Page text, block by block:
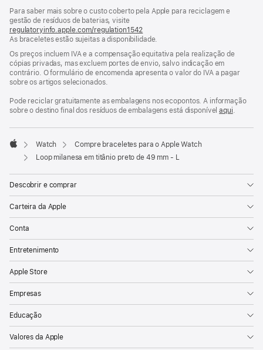
nova
janela)
Para saber mais sobre o custo coberto pela Apple para reciclagem e
gestão de resíduos de baterias, visite
regulatoryinfo.apple.com/regulation1542
numa
nova
janela)
As braceletes estão sujeitas a disponibilidade.
Os preços incluem IVA e a compensação equitativa pela realização de
cópias privadas, mas excluem portes de envio, salvo indicação em
contrário. O formulário de encomenda apresenta o valor do IVA a pagar
sobre os artigos selecionados.
Pode reciclar gratuitamente as embalagens nos ecopontos. A informação
sobre o destino final dos resíduos de embalagens está disponívelaqui.
Apple
Watch
Compre braceletes para o Apple Watch
Loop milanesa em titânio preto de 49 mm - L
Descobrir e comprar
Carteira da Apple
Conta
Entretenimento
Apple Store
Empresas
Educação
Valores da Apple